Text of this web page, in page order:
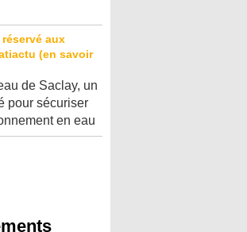
de Saclay, un
pour sécuriser
en eau